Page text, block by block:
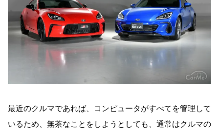
最近のクルマであれば、コンピュータがすべてを管理して
いるため、無茶なことをしようとしても、通常はクルマの